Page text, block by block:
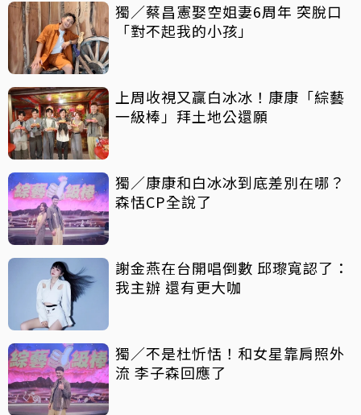
獨／蔡昌憲娶空姐妻6周年 突脫口
「對不起我的小孩」
上周收視又贏白冰冰！康康「綜藝
一級棒」拜土地公還願
獨／康康和白冰冰到底差別在哪？
森恬CP全說了
謝金燕在台開唱倒數 邱瓈寬認了：
我主辦 還有更大咖
獨／不是杜忻恬！和女星靠肩照外
流 李子森回應了